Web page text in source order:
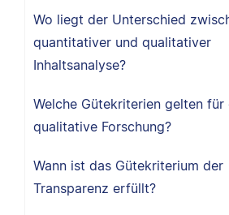
Wo liegt der Unterschied
quantitativer und qualitativer
Inhaltsanalyse?
Welche Gütekriterien gelten für
qualitative Forschung?
Wann ist das Gütekriterium der
Transparenz erfüllt?